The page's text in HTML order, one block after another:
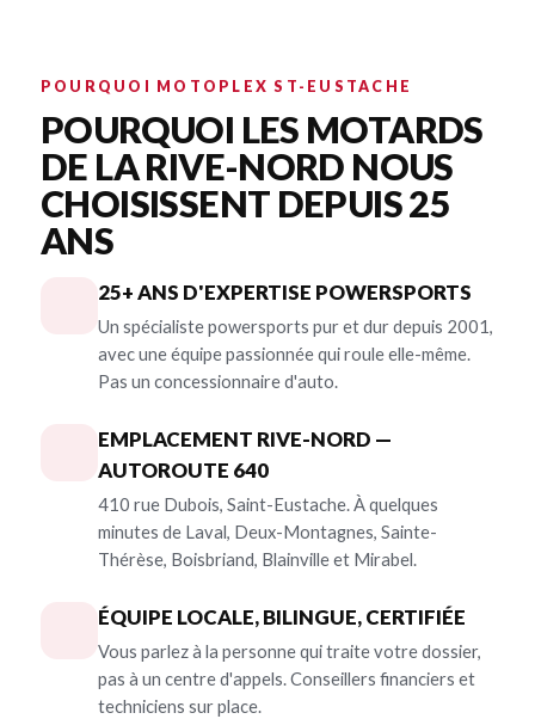
POURQUOI MOTOPLEX ST-EUSTACHE
POURQUOI LES MOTARDS
DE LA RIVE-NORD NOUS
CHOISISSENT DEPUIS 25
ANS
25+ ANS D'EXPERTISE POWERSPORTS
Un spécialiste powersports pur et dur depuis 2001,
avec une équipe passionnée qui roule elle-même.
Pas un concessionnaire d'auto.
EMPLACEMENT RIVE-NORD —
AUTOROUTE 640
410 rue Dubois, Saint-Eustache. À quelques
minutes de Laval, Deux-Montagnes, Sainte-
Thérèse, Boisbriand, Blainville et Mirabel.
ÉQUIPE LOCALE, BILINGUE, CERTIFIÉE
Vous parlez à la personne qui traite votre dossier,
pas à un centre d'appels. Conseillers financiers et
techniciens sur place.